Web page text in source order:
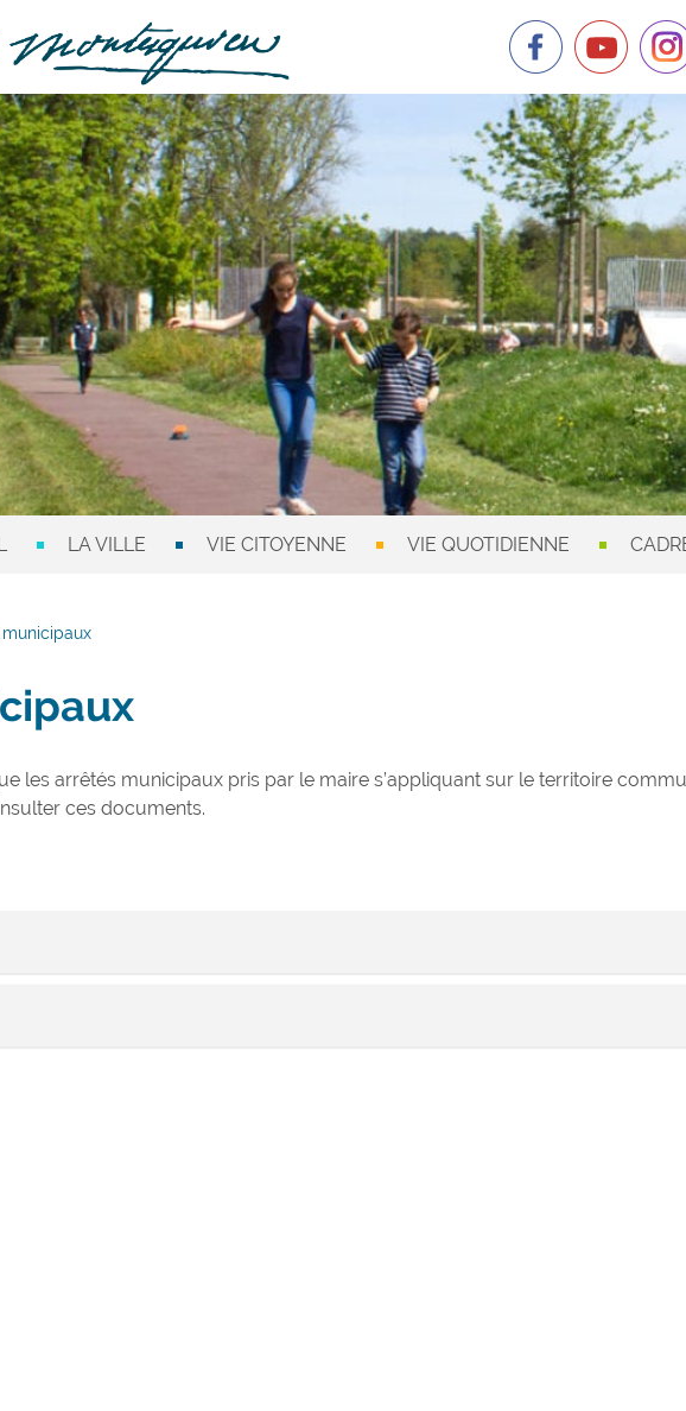
LA VILLE VIE CITOYENNE VIE QUOTIDIENNE
les arrêtés municipaux pris par le maire s’appliquant sur le territoire
ces documents.